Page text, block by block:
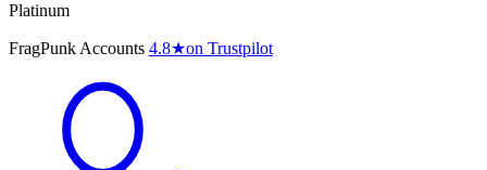
Platinum
FragPunk Accounts 4.8★on Trustpilot